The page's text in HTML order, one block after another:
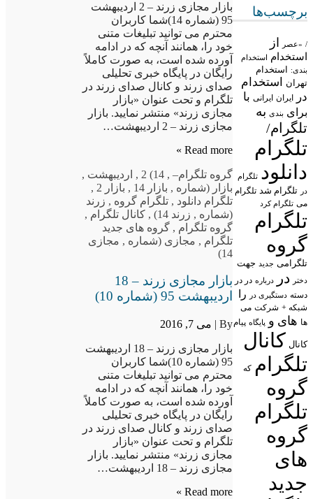
برچسب‌ها
/ «عصر از
استخدام استخدام
بندی: استخدام
تهران
استخدام
در
ایران ایرانی با
برای بندی به
تلگرام/
تلگرام
دانلود تلگرام
در تلگرام شد تلگرام
می تلگرام کرد
تلگرام
گروه
تلگرامی جدید جهت
دختر در درباره در در
دسته دستگیری در را
شبکه + شرکت می
ها های و پایگاه پیام
کانال کانال
تلگرام که
گروه
تلگرام
گروه
های
جدید
بازار مجازی زرند – 2 اردیبهشت
95 (شماره 14)شما کاربران
محترم می توانید تبلیغات متنی
خود را، همانند آنچه که در ادامه
آورده شده است، به صورت کاملاً
رایگان در پایگاه خبری تحلیلی
صدای زرند و کانال صدای زرند در
تلگرام و تحت عنوان «بازار
مجازی زرند» منتشر نمایید. بازار
مجازی زرند – 2 اردیبهشت…
Read more »
گروه تلگرام–
,
14) 2
, اردیبهشت ,
بازار (شماره , بازار 14 , بازار 2
,
تلگرام دانلود , تلگرام گروه , زرند
(شماره , زرند 14) , کانال تلگرام ,
گروه تلگرام , گروه های جدید
تلگرام , مجازی (شماره , مجازی
14)
بازار مجازی زرند – 18
اردیبهشت 95 (شماره 10)
By | می 7, 2016
بازار مجازی زرند – 18 اردیبهشت
95 (شماره 10)شما کاربران
محترم می توانید تبلیغات متنی
خود را، همانند آنچه که در ادامه
آورده شده است، به صورت کاملاً
رایگان در پایگاه خبری تحلیلی
صدای زرند و کانال صدای زرند در
تلگرام و تحت عنوان «بازار
مجازی زرند» منتشر نمایید. بازار
مجازی زرند – 18 اردیبهشت…
Read more »